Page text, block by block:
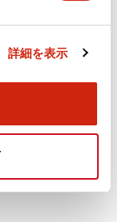
詳細を表示